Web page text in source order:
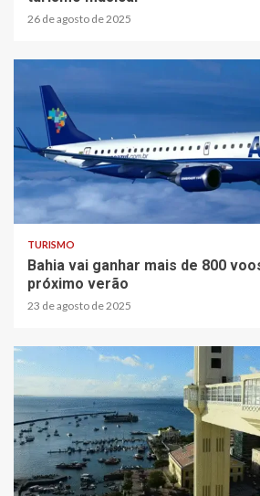
26 de agosto de 2025
TURISMO
Bahia vai ganhar mais de 800
próximo verão
23 de agosto de 2025